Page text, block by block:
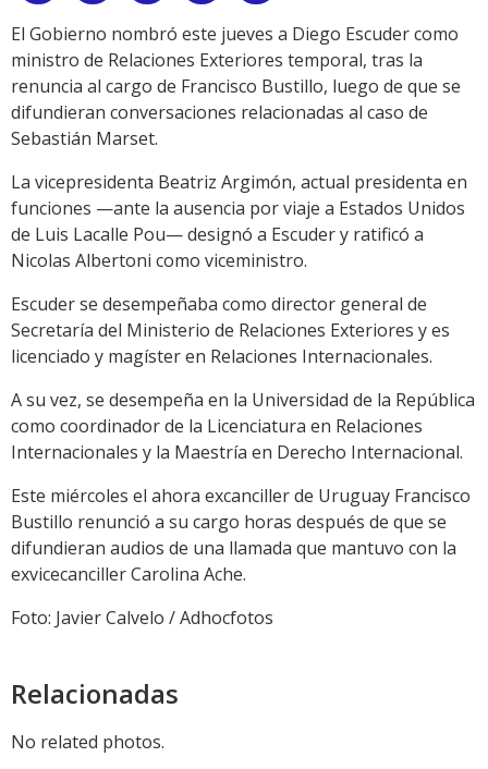
Link
El Gobierno nombró este jueves a Diego Escuder como
ministro de Relaciones Exteriores temporal, tras la
renuncia al cargo de Francisco Bustillo, luego de que se
difundieran conversaciones relacionadas al caso de
Sebastián Marset.
La vicepresidenta Beatriz Argimón, actual presidenta en
funciones —ante la ausencia por viaje a Estados Unidos
de Luis Lacalle Pou— designó a Escuder y ratificó a
Nicolas Albertoni como viceministro.
Escuder se desempeñaba como director general de
Secretaría del Ministerio de Relaciones Exteriores y es
licenciado y magíster en Relaciones Internacionales.
A su vez, se desempeña en la Universidad de la República
como coordinador de la Licenciatura en Relaciones
Internacionales y la Maestría en Derecho Internacional.
Este miércoles el ahora excanciller de Uruguay Francisco
Bustillo renunció a su cargo horas después de que se
difundieran audios de una llamada que mantuvo con la
exvicecanciller Carolina Ache.
Foto: Javier Calvelo / Adhocfotos
Relacionadas
No related photos.